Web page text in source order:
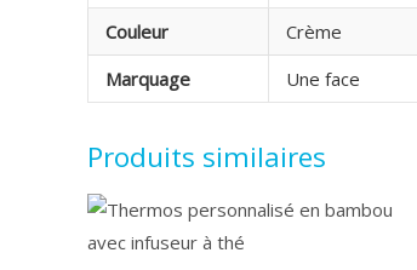
Couleur
Crème
Marquage
Une face
Produits similaires